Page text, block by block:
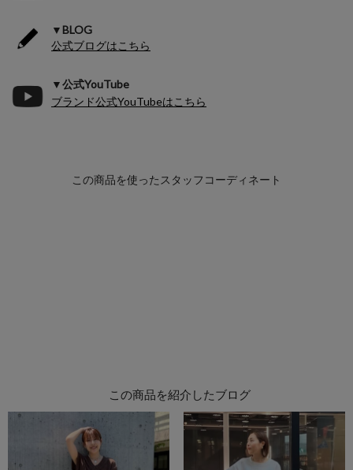
▼BLOG
公式ブログはこちら
▼公式YouTube
ブランド公式YouTubeはこちら
この商品を紹介したブログ